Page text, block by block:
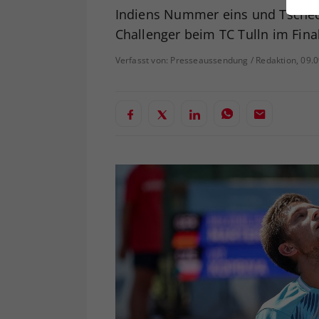
Indiens Nummer eins und
Challenger beim TC Tulln im
Verfasst von: Presseaussendung / Redaktion,